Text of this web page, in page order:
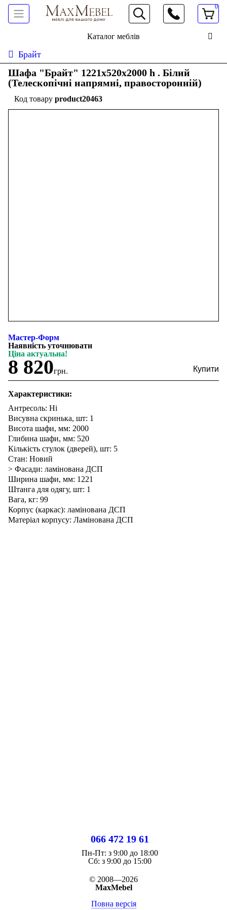
066 472 19 61
0
Каталог меблів
Брайт
Шафа "Брайт" 1221х520х2000 h . Білий
(Телескопічні напрямні, правосторонній)
product20463
Мастер-Форм
Наявність уточнювати
Ціна актуальна!
8 820грн.
Характеристики:
Антресоль: Ні
Висувна скринька, шт: 1
Висота шафи, мм: 2000
Глибина шафи, мм: 520
Кількість стулок (дверей), шт: 5
Стан: Новий
> Фасади: ламінована ДСП
Ширина шафи, мм: 1221
Штанга для одягу, шт: 1
Вага, кг: 99
Корпус (каркас): ламінована ДСП
Матеріал корпусу: Ламінована ДСП
066 472 19 61
Пн-Пт: з 9:00 до 18:00
Cб: з 9:00 до 15:00
© 2008—2026
MaxMebel
Повна версія